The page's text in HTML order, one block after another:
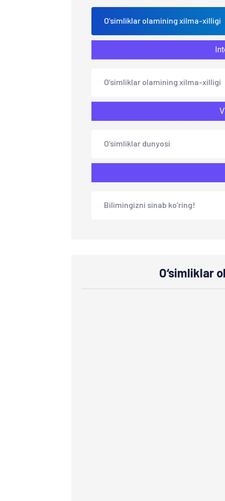
O‘simliklar olamining xilma-xilligi
O‘simliklar olamining xilma-xilligi
O‘simliklar dunyosi
Bilimingizni sinab ko‘ring!
O‘simliklar